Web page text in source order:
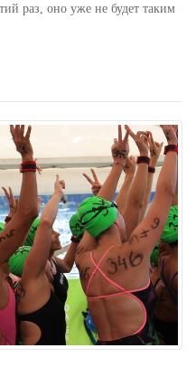
раз, оно уже не будет таким